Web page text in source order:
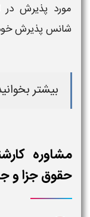
مورد پذیرش در
شانس پذیرش خود
بیشتر
مشاوره
حقوق جزا و جرم